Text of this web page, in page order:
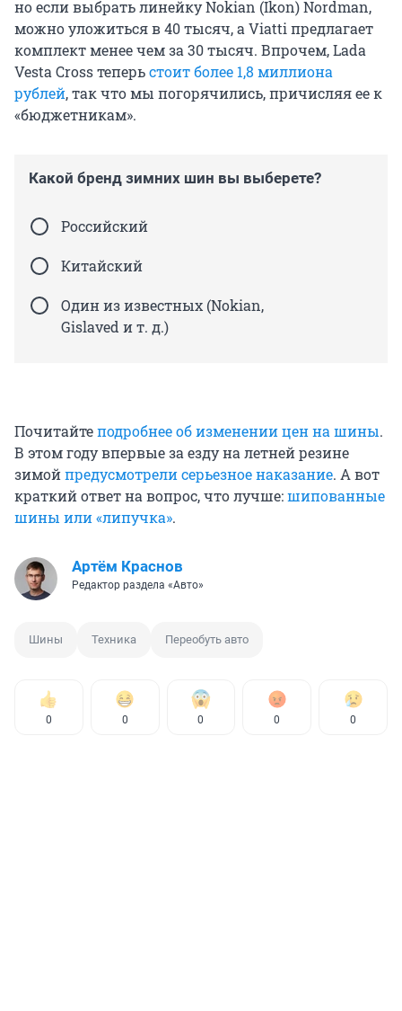
но если выбрать линейку Nokian (Ikon) Nordman,
можно уложиться в 40 тысяч, а Viatti предлагает
комплект менее чем за 30 тысяч. Впрочем, Lada
Vesta Cross теперьстоит более 1,8 миллиона
рублей, так что мы погорячились, причисляя ее к
«бюджетникам».
Какой бренд зимних шин вы выберете?
Российский
Китайский
Один из известных (Nokian,
Gislaved и т. д.)
Почитайтеподробнее об изменении цен на шины.
В этом году впервые за езду на летней резине
зимойпредусмотрели серьезное наказание. А вот
краткий ответ на вопрос, что лучше:шипованные
шины или «липучка».
Артём Краснов
Редактор раздела «Авто»
Шины Техника Переобуть авто
0 0 0 0 0